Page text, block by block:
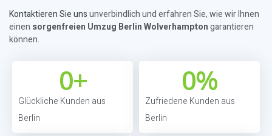
Kontaktieren Sie unsunverbindlich und erfahren Sie, wie wir Ihnen
einen sorgenfreien Umzug Berlin Wolverhamptongarantieren
können.
Glückliche Kunden aus
Berlin
0+
Zufriedene Kunden aus
Berlin
0%